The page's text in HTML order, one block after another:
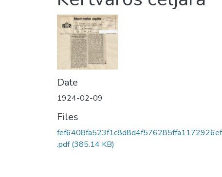
Date
1924-02-09
Files
.pdf(385.14 KB)